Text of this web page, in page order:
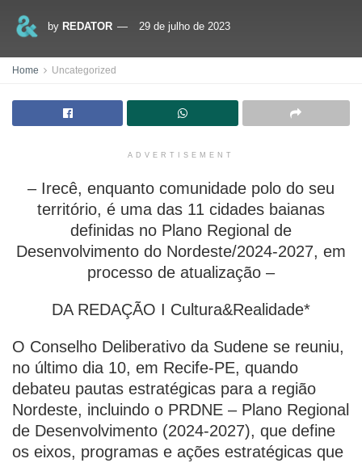
by REDATOR 29 de julho de 2023
Home Uncategorized
ADVERTISEMENT
– Irecê, enquanto comunidade polo do seu
território, é uma das 11 cidades baianas
definidas no Plano Regional de
Desenvolvimento do Nordeste/2024-2027, em
processo de atualização –
DA REDAÇÃO I Cultura&Realidade*
O Conselho Deliberativo da Sudene se reuniu,
no último dia 10, em Recife-PE, quando
debateu pautas estratégicas para a região
Nordeste, incluindo o PRDNE – Plano Regional
de Desenvolvimento (2024-2027), que define
os eixos, programas e ações estratégicas que